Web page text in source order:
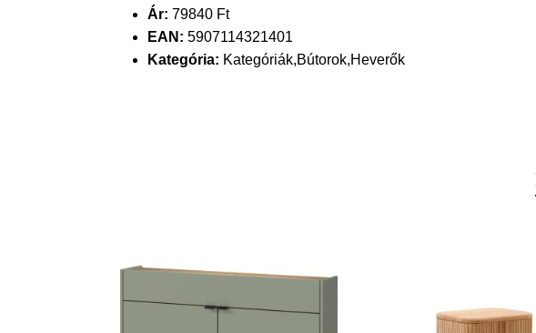
Ár: 79840 Ft
EAN: 5907114321401
Kategória: Kategóriák,Bútorok,Heverők